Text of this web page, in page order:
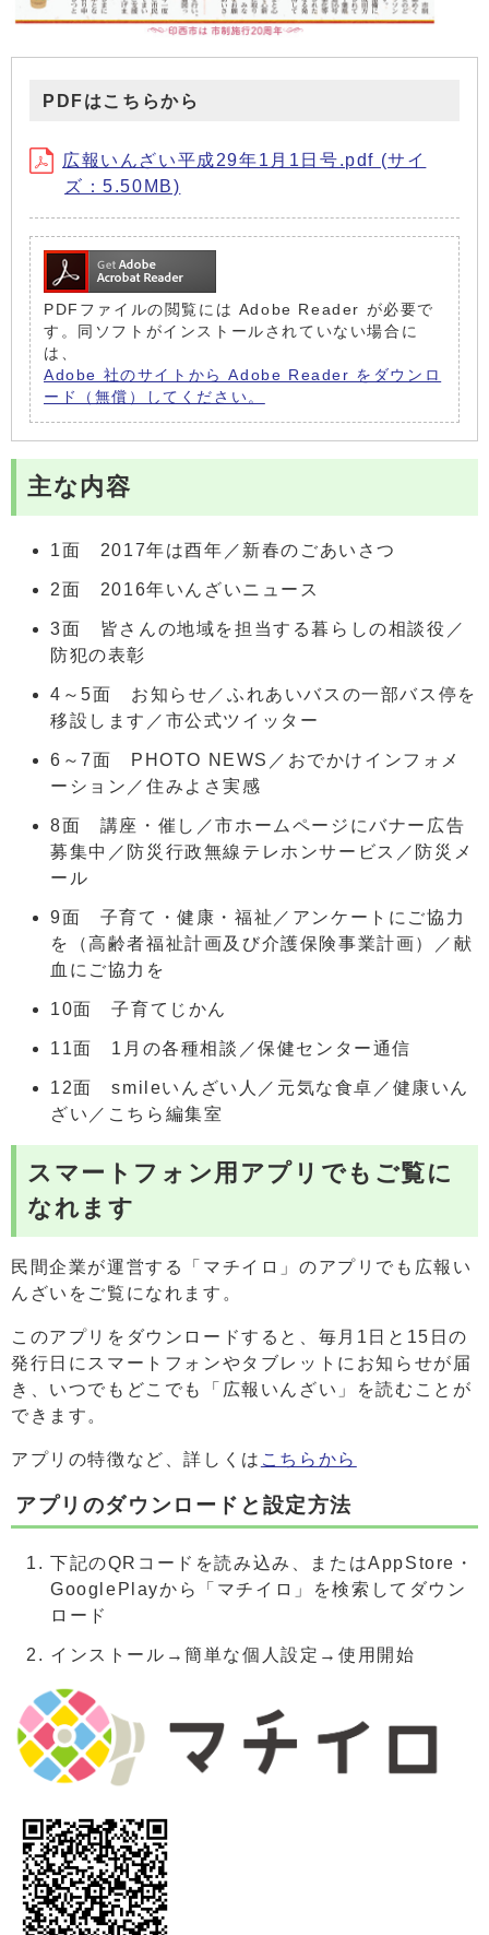
PDFはこちらから
広報いんざい平成29年1月1日号.pdf (サイ
ズ：5.50MB)
PDFファイルの閲覧には Adobe Reader が必要で
す。同ソフトがインストールされていない場合に
は、
Adobe 社のサイトから Adobe Reader をダウンロ
ード（無償）してください。
主な内容
1面 2017年は酉年／新春のごあいさつ
2面 2016年いんざいニュース
3面 皆さんの地域を担当する暮らしの相談役／
防犯の表彰
4～5面 お知らせ／ふれあいバスの一部バス停を
移設します／市公式ツイッター
6～7面 PHOTO NEWS／おでかけインフォメ
ーション／住みよさ実感
8面 講座・催し／市ホームページにバナー広告
募集中／防災行政無線テレホンサービス／防災メ
ール
9面 子育て・健康・福祉／アンケートにご協力
を（高齢者福祉計画及び介護保険事業計画）／献
血にご協力を
10面 子育てじかん
11面 1月の各種相談／保健センター通信
12面 smileいんざい人／元気な食卓／健康いん
ざい／こちら編集室
スマートフォン用アプリでもご覧に
なれます
民間企業が運営する「マチイロ」のアプリでも広報い
んざいをご覧になれます。
このアプリをダウンロードすると、毎月1日と15日の
発行日にスマートフォンやタブレットにお知らせが届
き、いつでもどこでも「広報いんざい」を読むことが
できます。
アプリの特徴など、詳しくは こちらから
アプリのダウンロードと設定方法
下記のQRコードを読み込み、またはAppStore・
GooglePlayから「マチイロ」を検索してダウン
ロード
インストール→簡単な個人設定→使用開始